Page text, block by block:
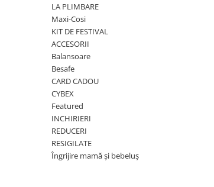
LA PLIMBARE
Maxi-Cosi
KIT DE FESTIVAL
ACCESORII
Balansoare
Besafe
CARD CADOU
CYBEX
Featured
INCHIRIERI
REDUCERI
RESIGILATE
Îngrijire mamă și bebeluș